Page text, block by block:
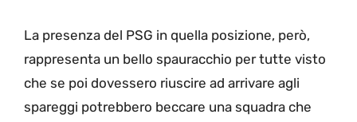
La presenza del PSG in quella posizione, però,
rappresenta un bello spauracchio per tutte visto
che se poi dovessero riuscire ad arrivare agli
spareggi potrebbero beccare una squadra che